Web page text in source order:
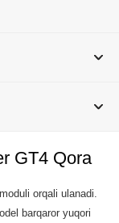
GT4 Qora
orqali ulanadi.
barqaror yuqori